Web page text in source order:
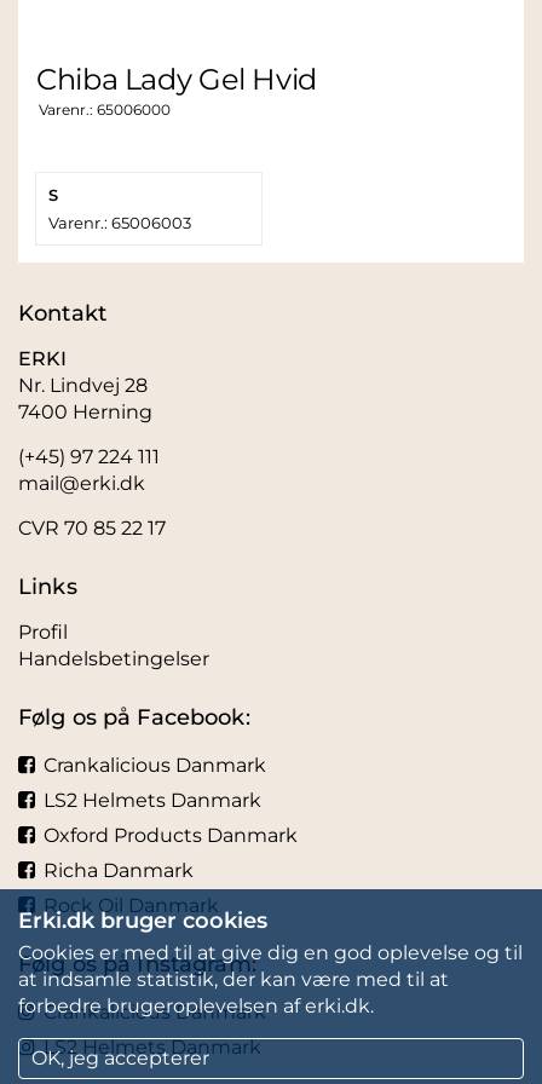
Chiba Lady Gel Hvid
Varenr.: 65006000
S
Varenr.: 65006003
Kontakt
ERKI
Nr. Lindvej 28
7400 Herning
(+45) 97 224 111
mail@erki.dk
CVR 70 85 22 17
Links
Profil
Handelsbetingelser
Følg os på Facebook:
Crankalicious Danmark
LS2 Helmets Danmark
Oxford Products Danmark
Richa Danmark
Rock Oil Danmark
Følg os på Instagram:
Crankalicious Danmark
LS2 Helmets Danmark
Erki.dk bruger cookies
Cookies er med til at give dig en god oplevelse og til
at indsamle statistik, der kan være med til at
forbedre brugeroplevelsen af erki.dk.
OK, jeg accepterer